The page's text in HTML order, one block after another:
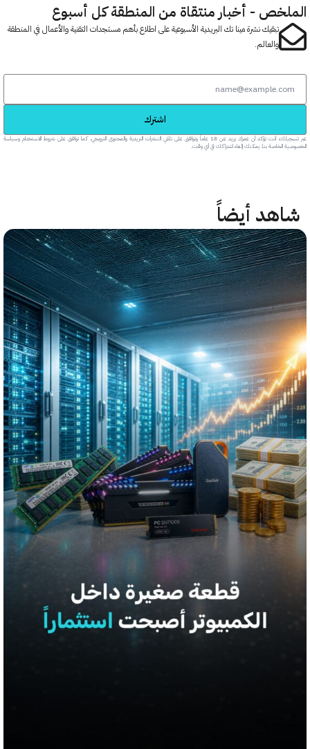
- أخبار منتقاة من المنطقة كل أسبوع
تبقيك نشرة مينا تك البريدية الأسبوعية على اطلاع بأهم مستجدات التقنية والأعمال في المنطقة
والعالم.
عبر تسجيلك، أنت تؤكد أن عمرك يزيد عن 18 عاماً وتوافق على تلقي النشرات البريدية والمحتوى الترويجي، كما توافق على شروط الاستخدام وسياسة
بنا. يمكنك إلغاء اشتراكك في أي وقت.
أيضاً